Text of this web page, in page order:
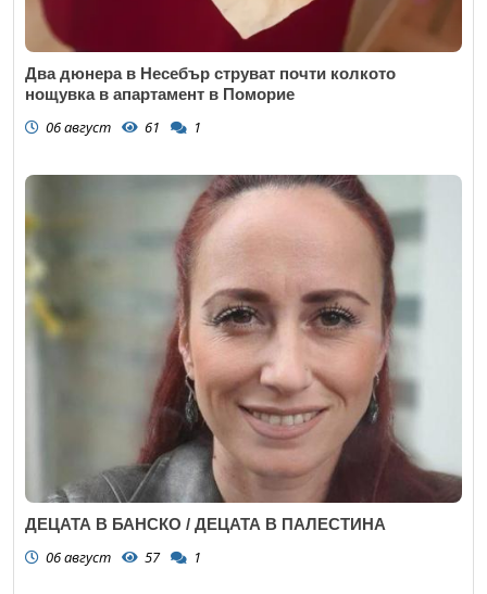
Два дюнера в Несебър струват почти колкото
нощувка в апартамент в Поморие
06 август 61 1
ДЕЦАТА В БАНСКО / ДЕЦАТА В ПАЛЕСТИНА
06 август 57 1